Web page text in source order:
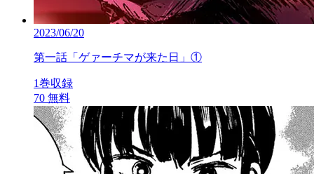
2023/06/20
第一話「ゲァーチマが来た日」①
1巻収録
70 無料